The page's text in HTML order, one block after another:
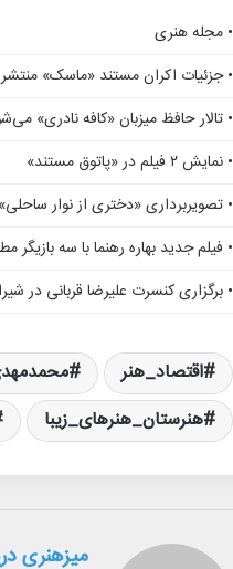
• مجله هنری
• جزئیات اکران مستند «ماسک»
• تالار حافظ میزبان «کافه نادری»
• نمایش ۲ فیلم در «پاتوق مستند»
• تصویربرداری «دختری از نوار
• فیلم جدید بهاره رهنما با سه بازیگر
• برگزاری کنسرت علیرضا قربانی در
اقتصاد_هنر
هنرستان_هنرهای_زیبا
میزهنری